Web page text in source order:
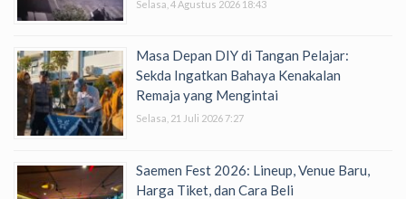
Selasa, 4 Agustus 2026 18:43
Masa Depan DIY di Tangan Pelajar:
Sekda Ingatkan Bahaya Kenakalan
Remaja yang Mengintai
Selasa, 21 Juli 2026 7:27
Saemen Fest 2026: Lineup, Venue Baru,
Harga Tiket, dan Cara Beli